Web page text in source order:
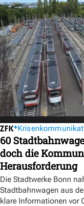
60
doch die
Herausforderung
Die Stadtwerke Bonn
Stadtbahnwagen aus
klare Informationen vor